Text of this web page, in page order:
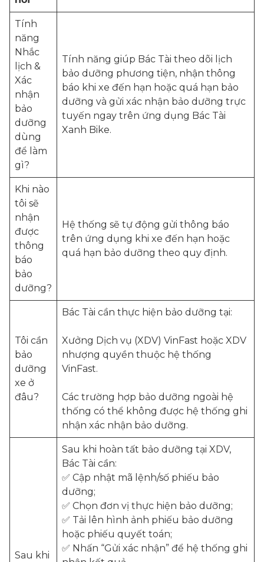
Tính
năng
Nhắc
lịch &
Xác
nhận
bảo
dưỡng
dùng
để làm
gì?
Tính năng giúp Bác Tài theo dõi lịch
bảo dưỡng phương tiện, nhận thông
báo khi xe đến hạn hoặc quá hạn bảo
dưỡng và gửi xác nhận bảo dưỡng trực
tuyến ngay trên ứng dụng Bác Tài
Xanh Bike.
Khi nào
tôi sẽ
nhận
được
thông
báo
bảo
dưỡng?
Hệ thống sẽ tự động gửi thông báo
trên ứng dụng khi xe đến hạn hoặc
quá hạn bảo dưỡng theo quy định.
Tôi cần
bảo
dưỡng
xe ở
đâu?
Bác Tài cần thực hiện bảo dưỡng tại:
Xưởng Dịch vụ (XDV) VinFast hoặc XDV
nhượng quyền thuộc hệ thống
VinFast.
Các trường hợp bảo dưỡng ngoài hệ
thống có thể không được hệ thống ghi
nhận xác nhận bảo dưỡng.
Sau khi
Sau khi hoàn tất bảo dưỡng tại XDV,
Bác Tài cần:
✅ Cập nhật mã lệnh/số phiếu bảo
dưỡng;
✅ Chọn đơn vị thực hiện bảo dưỡng;
✅ Tải lên hình ảnh phiếu bảo dưỡng
hoặc phiếu quyết toán;
✅ Nhấn “Gửi xác nhận” để hệ thống ghi